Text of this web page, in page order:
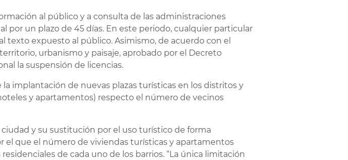
al público y a consulta de las administraciones
un plazo de 45 días. En este periodo, cualquier particular
texto expuesto al público. Asimismo, de acuerdo con el
urbanismo y paisaje, aprobado por el Decreto
la suspensión de licencias.
implantación de nuevas plazas turísticas en los distritos y
y apartamentos) respecto el número de vecinos
y su sustitución por el uso turístico de forma
el que el número de viviendas turísticas y apartamentos
de cada uno de los barrios. “La única limitación